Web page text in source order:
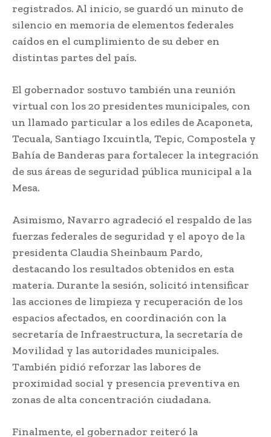
registrados. Al inicio, se guardó un minuto de
silencio en memoria de elementos federales
caídos en el cumplimiento de su deber en
distintas partes del país.
El gobernador sostuvo también una reunión
virtual con los 20 presidentes municipales, con
un llamado particular a los ediles de Acaponeta,
Tecuala, Santiago Ixcuintla, Tepic, Compostela y
Bahía de Banderas para fortalecer la integración
de sus áreas de seguridad pública municipal a la
Mesa.
Asimismo, Navarro agradeció el respaldo de las
fuerzas federales de seguridad y el apoyo de la
presidenta Claudia Sheinbaum Pardo,
destacando los resultados obtenidos en esta
materia. Durante la sesión, solicitó intensificar
las acciones de limpieza y recuperación de los
espacios afectados, en coordinación con la
secretaría de Infraestructura, la secretaría de
Movilidad y las autoridades municipales.
También pidió reforzar las labores de
proximidad social y presencia preventiva en
zonas de alta concentración ciudadana.
Finalmente, el gobernador reiteró la